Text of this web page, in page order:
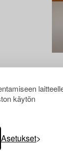
käytön
Asetukset